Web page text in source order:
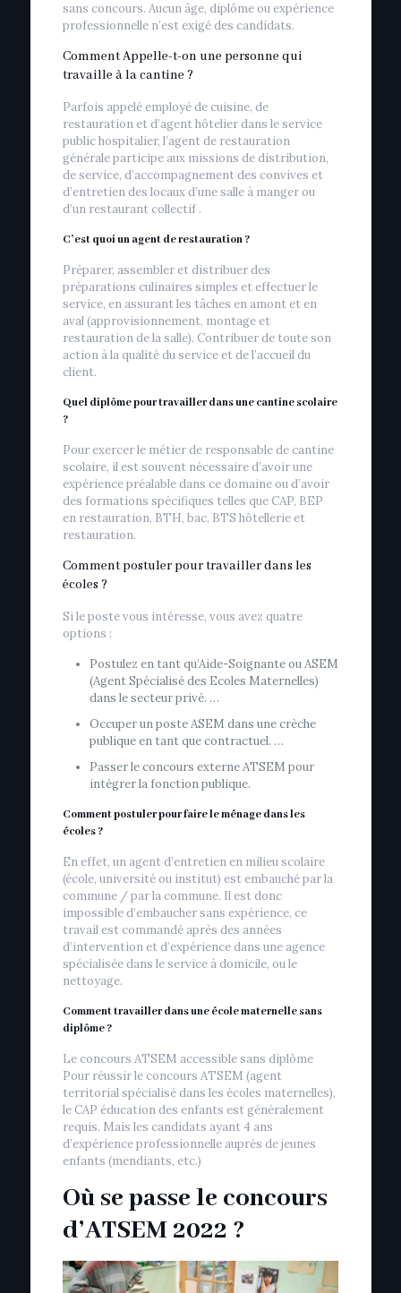
sans concours. Aucun âge, diplôme ou expérience
professionnelle n’est exigé des candidats.
Comment Appelle-t-on une personne qui
travaille à la cantine ?
Parfois appelé employé de cuisine, de
restauration et d’agent hôtelier dans le service
public hospitalier, l’agent de restauration
générale participe aux missions de distribution,
de service, d’accompagnement des convives et
d’entretien des locaux d’une salle à manger ou
d’un restaurant collectif .
C’est quoi un agent de restauration ?
Préparer, assembler et distribuer des
préparations culinaires simples et effectuer le
service, en assurant les tâches en amont et en
aval (approvisionnement, montage et
restauration de la salle). Contribuer de toute son
action à la qualité du service et de l’accueil du
client.
Quel diplôme pour travailler dans une cantine scolaire
?
Pour exercer le métier de responsable de cantine
scolaire, il est souvent nécessaire d’avoir une
expérience préalable dans ce domaine ou d’avoir
des formations spécifiques telles que CAP, BEP
en restauration, BTH, bac, BTS hôtellerie et
restauration.
Comment postuler pour travailler dans les
écoles ?
Si le poste vous intéresse, vous avez quatre
options :
Postulez en tant qu’Aide-Soignante ou ASEM
(Agent Spécialisé des Ecoles Maternelles)
dans le secteur privé. …
Occuper un poste ASEM dans une crèche
publique en tant que contractuel. …
Passer le concours externe ATSEM pour
intégrer la fonction publique.
Comment postuler pour faire le ménage dans les
écoles ?
En effet, un agent d’entretien en milieu scolaire
(école, université ou institut) est embauché par la
commune / par la commune. Il est donc
impossible d’embaucher sans expérience, ce
travail est commandé après des années
d’intervention et d’expérience dans une agence
spécialisée dans le service à domicile, ou le
nettoyage.
Comment travailler dans une école maternelle sans
diplôme ?
Le concours ATSEM accessible sans diplôme
Pour réussir le concours ATSEM (agent
territorial spécialisé dans les écoles maternelles),
le CAP éducation des enfants est généralement
requis. Mais les candidats ayant 4 ans
d’expérience professionnelle auprès de jeunes
enfants (mendiants, etc.)
Où se passe le concours
d’ATSEM 2022 ?